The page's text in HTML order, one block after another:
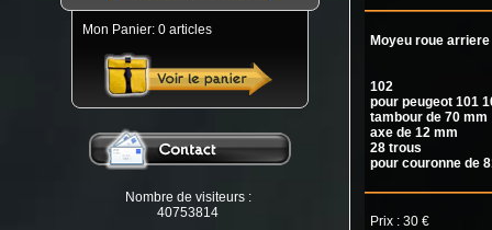
Mon Panier: 0 articles
Nombre de visiteurs :
40753814
Moyeu roue
102
pour peugeot 101
tambour de 70 mm
axe de 12 mm
28 trous
pour couronne de
Prix : 30 €